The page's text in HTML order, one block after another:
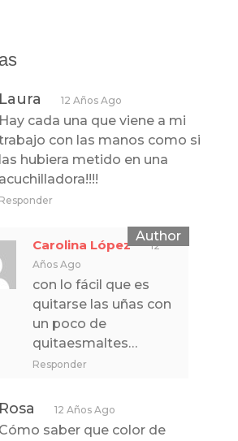
Laura 12 Años Ago
Hay cada una que viene a mi
con las manos como si
las hubiera metido en una
acuchilladora!!!!
Responder
Carolina López
12
Años Ago
con lo fácil que es
quitarse las uñas con
un poco de
quitaesmaltes…
Responder
Rosa 12 Años Ago
Cómo saber que color de